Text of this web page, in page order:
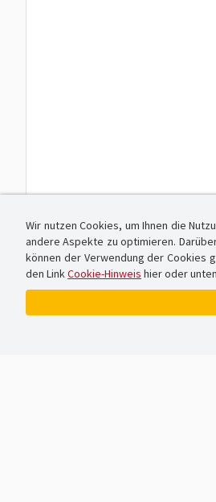
Wir nutzen Cookies, um Ihnen die
andere Aspekte zu optimieren.
können der Verwendung der Cookies
den LinkCookie-Hinweis hier oder